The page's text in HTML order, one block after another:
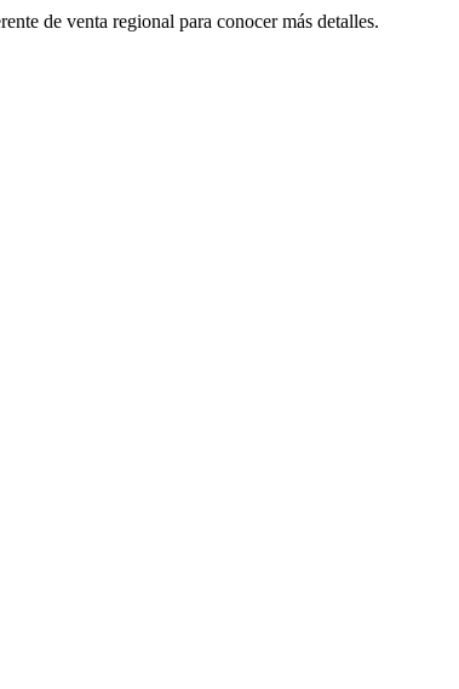
de venta regional para conocer más detalles.